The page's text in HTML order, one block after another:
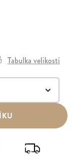
Tabulka velikostí